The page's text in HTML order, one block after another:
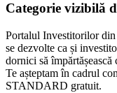
Categorie vizibilă
Portalul Investitorilor din
se dezvolte ca și
dornici să
Te așteptam în cadrul
STANDARD gratuit.